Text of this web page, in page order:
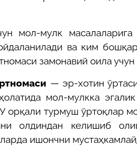
мол-мулк
ва ким
замонавий оила
— эр-хотин
мол-мулкка
орқали турмуш ўртоқлар
олдиндан келишиб
ишончни